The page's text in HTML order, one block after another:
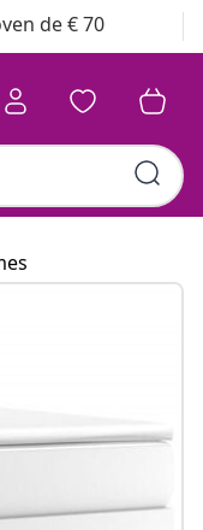
de € 70